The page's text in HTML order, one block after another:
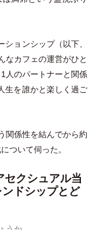
ションシップ（ 以下、
なカフェの運営がひと
人のパートナーと関係
生を誰かと楽しく過ご
関係性を結んでから約
ついて伺った。
セクシュアル当
ドシップとど